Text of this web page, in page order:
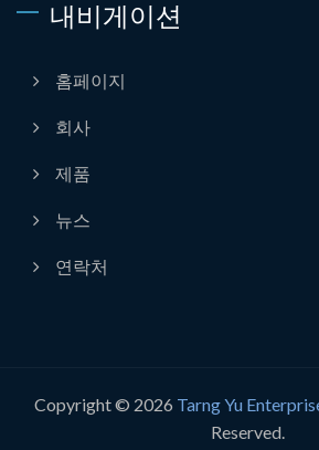
내비게이션
홈페이지
회사
제품
뉴스
연락처
Copyright © 2026 Tarng Yu
Reserved.